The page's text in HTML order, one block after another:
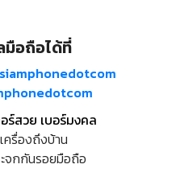
อถือได้ที่
ร์สวย เบอร์มงคล
ครื่องถึงบ้าน
จกกันรอยมือถือ